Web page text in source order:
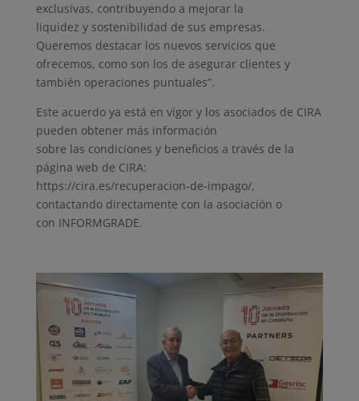
exclusivas, contribuyendo a mejorar la
liquidez y sostenibilidad de sus empresas.
Queremos destacar los nuevos servicios que
ofrecemos, como son los de asegurar clientes y
también operaciones puntuales”.
Este acuerdo ya está en vigor y los asociados de CIRA
pueden obtener más información
sobre las condiciones y beneficios a través de la
página web de CIRA:
https://cira.es/recuperacion-de-impago/,
contactando directamente con la asociación o
con INFORMGRADE.